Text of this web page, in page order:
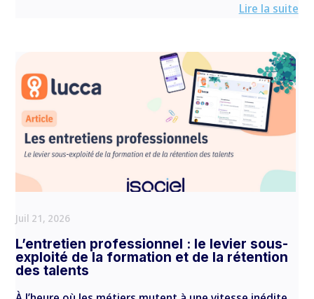
Lire la suite
L’entretien professionnel : le levier sous-
exploité de la formation et de la rétention
des talents
Juil 21, 2026